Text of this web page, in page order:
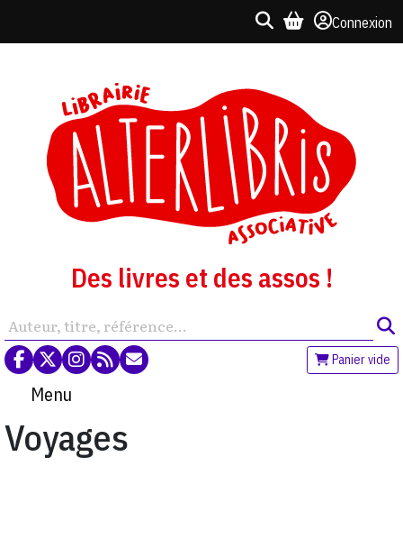
Connexion
Des livres et des assos !
Panier vide
Menu
Voyages